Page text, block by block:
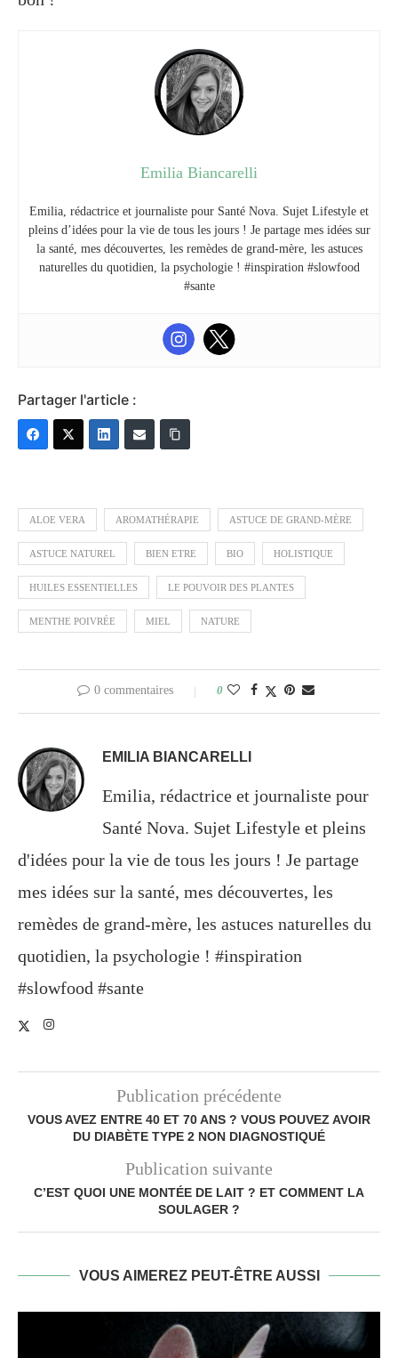
Emilia Biancarelli
Emilia, rédactrice et journaliste pour Santé Nova. Sujet Lifestyle et
pleins d’idées pour la vie de tous les jours ! Je partage mes idées sur
la santé, mes découvertes, les remèdes de grand-mère, les astuces
naturelles du quotidien, la psychologie ! #inspiration #slowfood
#sante
Partager l'article :
ALOE VERA AROMATHÉRAPIE ASTUCE DE GRAND-MÈRE
ASTUCE NATUREL BIEN ETRE BIO HOLISTIQUE
HUILES ESSENTIELLES LE POUVOIR DES PLANTES
MENTHE POIVRÉE MIEL NATURE
0 commentaires 0
EMILIA BIANCARELLI
Emilia, rédactrice et journaliste pour
Santé Nova. Sujet Lifestyle et pleins
d'idées pour la vie de tous les jours ! Je partage
mes idées sur la santé, mes découvertes, les
remèdes de grand-mère, les astuces naturelles du
quotidien, la psychologie ! #inspiration
#slowfood #sante
Publication précédente
VOUS AVEZ ENTRE 40 ET 70 ANS ? VOUS POUVEZ AVOIR
DU DIABÈTE TYPE 2 NON DIAGNOSTIQUÉ
Publication suivante
C’EST QUOI UNE MONTÉE DE LAIT ? ET COMMENT LA
SOULAGER ?
VOUS AIMEREZ PEUT-ÊTRE AUSSI